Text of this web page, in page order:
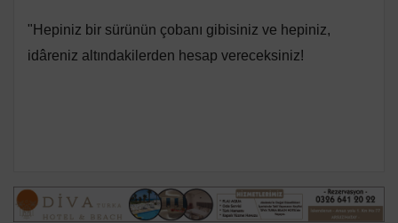
"Hepiniz bir sürünün çobanı gibisiniz ve hepiniz,
idâreniz altındakilerden hesap vereceksiniz!